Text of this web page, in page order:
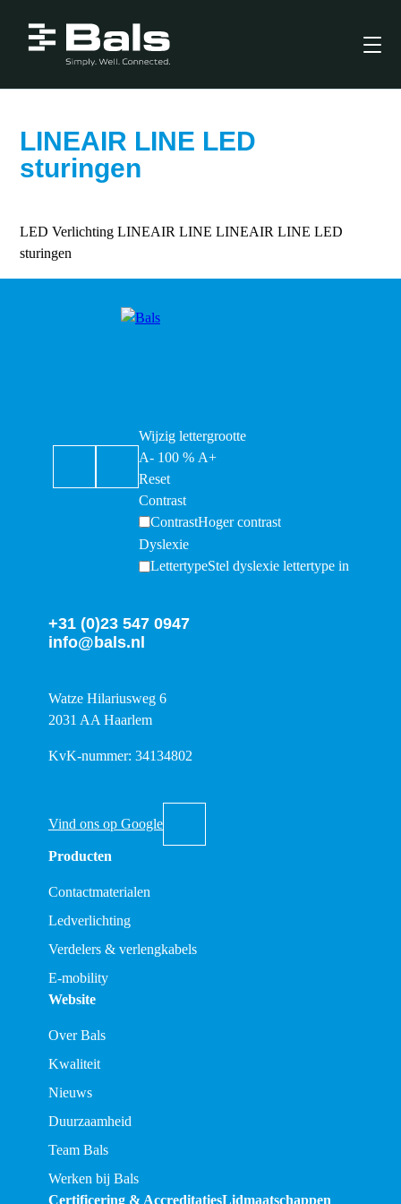
LINEAIR LINE LED
sturingen
LED Verlichting LINEAIR LINE LINEAIR LINE LED
sturingen
Wijzig lettergrootte
A- 100% A+
Reset
Contrast
ContrastHoger contrast
Dyslexie
LettertypeStel dyslexie lettertype in
+31 (0)23 547 0947
info@bals.nl
Watze Hilariusweg 6
2031 AA Haarlem
KvK-nummer: 34134802
Vind ons op Google
Producten
Contactmaterialen
Ledverlichting
Verdelers & verlengkabels
E-mobility
Website
Over Bals
Kwaliteit
Nieuws
Duurzaamheid
Team Bals
Werken bij Bals
Certificering & AccreditatiesLidmaatschappen